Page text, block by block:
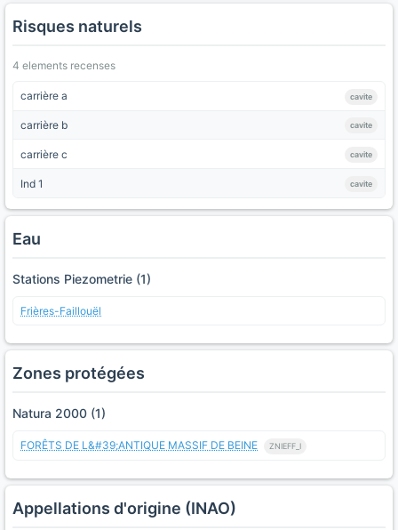
Risques naturels
4 elements recenses
carrière a cavite
carrière b cavite
carrière c cavite
Ind 1 cavite
Eau
Stations Piezometrie (1)
Frières-Faillouël
Zones protégées
Natura 2000 (1)
FORÊTS DE L&#39;ANTIQUE MASSIF DE BEINE ZNIEFF_I
Appellations d'origine (INAO)